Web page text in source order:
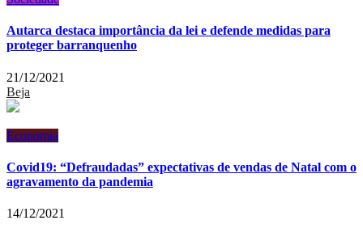
Autarca destaca importância da lei e defende medidas para
proteger barranquenho
21/12/2021
Beja
Economia
Covid19: “Defraudadas” expectativas de vendas de Natal com o
agravamento da pandemia
14/12/2021